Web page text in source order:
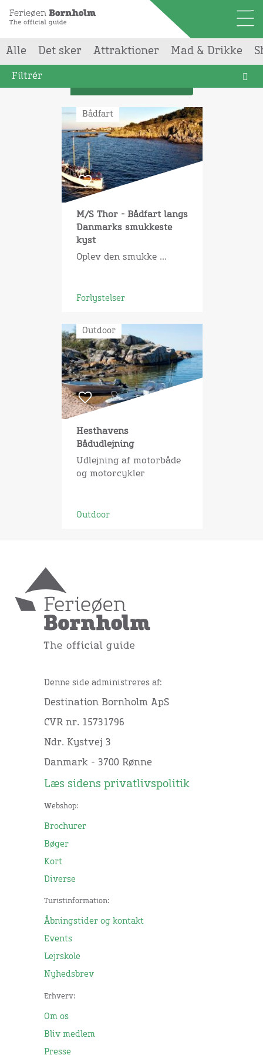
Filtrér
Alle Det sker Attraktioner Mad & Drikke
Bådfart
M/S Thor - Bådfart langs
Danmarks smukkeste
kyst
Oplev den smukke ...
Forlystelser
Outdoor
Hesthavens
Bådudlejning
Udlejning af motorbåde
og motorcykler
Outdoor
Denne side administreres af:
Destination Bornholm ApS
CVR nr. 15731796
Ndr. Kystvej 3
Danmark - 3700 Rønne
Læs sidens privatlivspolitik
Webshop:
Brochurer
Bøger
Kort
Diverse
Turistinformation:
Åbningstider og kontakt
Events
Lejrskole
Nyhedsbrev
Erhverv:
Om os
Bliv medlem
Presse